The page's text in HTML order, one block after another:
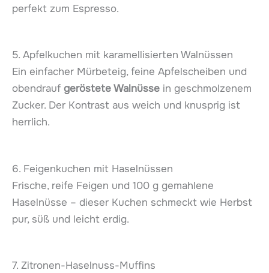
perfekt zum Espresso.
5. Apfelkuchen mit karamellisierten Walnüssen
Ein einfacher Mürbeteig, feine Apfelscheiben und
obendrauf geröstete Walnüsse in geschmolzenem
Zucker. Der Kontrast aus weich und knusprig ist
herrlich.
6. Feigenkuchen mit Haselnüssen
Frische, reife Feigen und 100 g gemahlene
Haselnüsse – dieser Kuchen schmeckt wie Herbst
pur, süß und leicht erdig.
7. Zitronen-Haselnuss-Muffins